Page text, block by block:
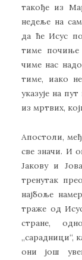
такође из
недеље на
да ће Исус
тиме
чиме нас
тиме, иако
указује на
из мртвих,
Апостоли,
све значи. И
Јакову и
тренутак
најбоље
траже од
стране,
„сарадници“,
они још